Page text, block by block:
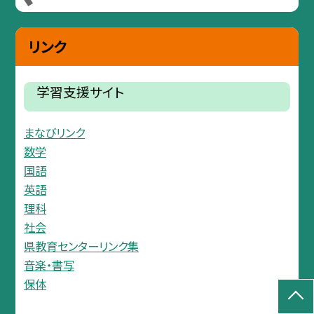
リンク
学習支援サイト
まなびリンク
数学
国語
英語
理科
社会
県教育センターリンク集
音楽・書写
保体